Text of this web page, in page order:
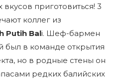
вкусов приготовиться! 3
коллег из
Putih Bali. Шеф-бармен
был в команде открытия
но в родные стены он
редких балийских